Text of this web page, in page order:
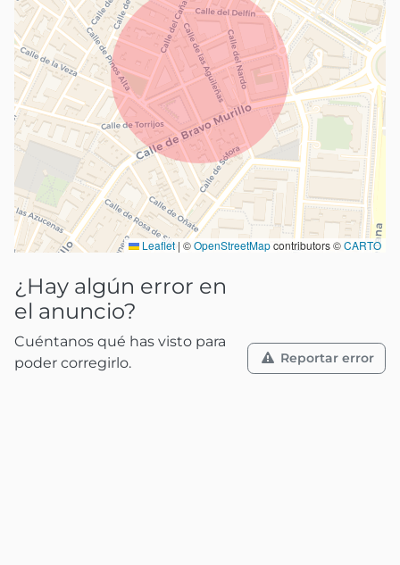
Leaflet | ©OpenStreetMapcontributors ©CARTO
¿Hay algún error en
el anuncio?
Cuéntanos qué has visto para
poder corregirlo.
Reportar error